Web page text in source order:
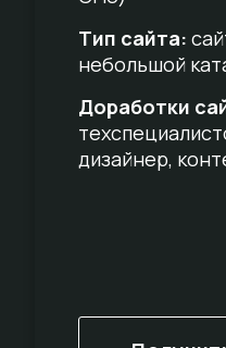
Тип сайта:
небольшой
Доработки
дизайнер,